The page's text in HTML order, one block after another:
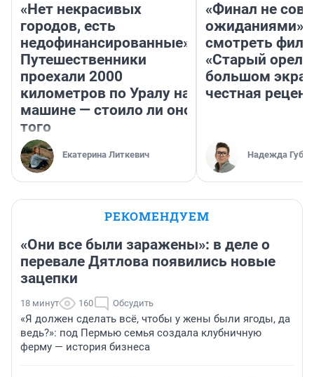
«Нет некрасивых
городов, есть
недофинансированные».
Путешественники
проехали 2000
километров по Уралу на
машине — стоило ли оно
того
Екатерина Литкевич
«Финал не
ожиданиями»:
смотреть
«Старый орел»
большом
честная
Надежда
РЕКОМЕНДУЕМ
«Они все были заражены»: в деле о
перевале Дятлова появились новые
зацепки
18 минут 160 Обсудить
«Я должен сделать всё, чтобы у жены были ягоды, да
ведь?»: под Пермью семья создала клубничную
ферму — история бизнеса